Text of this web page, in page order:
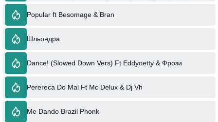
Popular ft Besomage & Bran
Шльондра
Dance! (Slowed Down Vers) Ft Eddyoetty & Фрози
Perereca Do Mal Ft Mc Delux & Dj Vh
Me Dando Brazil Phonk